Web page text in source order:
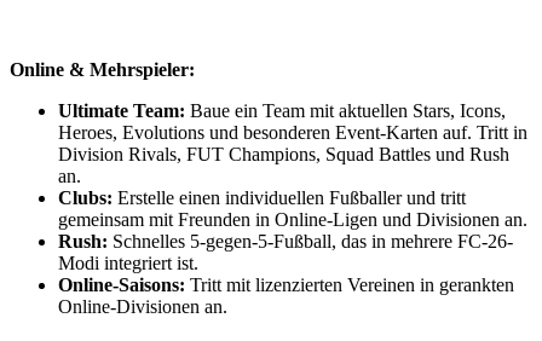
Online & Mehrspieler:
Ultimate Team: Baue ein Team mit aktuellen Stars, Icons,
Heroes, Evolutions und besonderen Event-Karten auf. Tritt in
Division Rivals, FUT Champions, Squad Battles und Rush
an.
Clubs: Erstelle einen individuellen Fußballer und tritt
gemeinsam mit Freunden in Online-Ligen und Divisionen an.
Rush: Schnelles 5-gegen-5-Fußball, das in mehrere FC-26-
Modi integriert ist.
Online-Saisons: Tritt mit lizenzierten Vereinen in gerankten
Online-Divisionen an.